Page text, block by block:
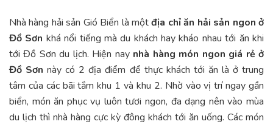
Nhà hàng hải sản Gió Biển là mộtđịa chỉ ăn hải sản ngon ở
Đồ Sơn khá nổi tiếng mà du khách hay kháo nhau tới ăn khi
tới Đồ Sơn du lịch. Hiện nay nhà hàng món ngon giá rẻ ở
Đồ Sơn này có 2 địa điểm để thực khách tới ăn là ở trung
tâm của các bãi tắm khu 1 và khu 2. Nhờ vào vị trí ngay gần
biển, món ăn phục vụ luôn tươi ngon, đa dạng nên vào mùa
du lịch thì nhà hàng cực kỳ đông khách tới ăn uống. Các món